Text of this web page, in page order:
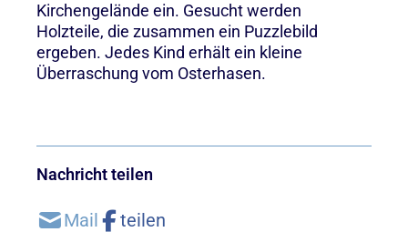
Kirchengelände ein. Gesucht werden
Holzteile, die zusammen ein Puzzlebild
ergeben. Jedes Kind erhält ein kleine
Überraschung vom Osterhasen.
Nachricht teilen